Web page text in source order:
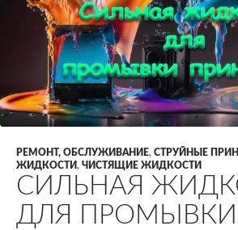
РЕМОНТ, ОБСЛУЖИВАНИЕ, СТРУЙНЫЕ
ЖИДКОСТИ, ЧИСТЯЩИЕ ЖИДКОСТИ
СИЛЬНАЯ
ДЛЯ ПРОМЫВКИ